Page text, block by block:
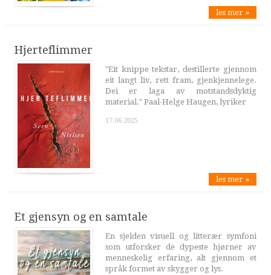
les mer »
Hjerteflimmer
"Eit knippe tekstar, destillerte gjennom
eit langt liv, rett fram, gjenkjennelege.
Dei er laga av motstandsdyktig
material." Paal-Helge Haugen, lyriker
17.06.2025
les mer »
Et gjensyn og en samtale
En sjelden visuell og litterær symfoni
som utforsker de dypeste hjørner av
menneskelig erfaring, alt gjennom et
språk formet av skygger og lys.